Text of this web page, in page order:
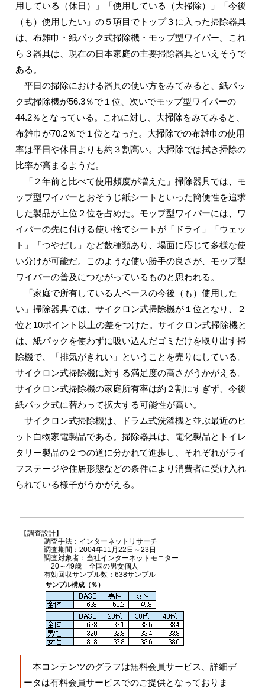
用している（休日）」「使用している（大掃除）」「今後
（も）使用したい」の５項目でトップ３に入った掃除器具
は、布雑巾・紙パック式掃除機・モップ型ワイパー。これ
ら３器具は、現在の日本家庭の主要掃除器具といえそうで
ある。
平日の掃除における器具の使い方をみてみると、紙パッ
ク式掃除機が56.3％で１位、次いでモップ型ワイパーの
44.2％となっている。これに対し、大掃除をみてみると、
布雑巾が70.2％で１位となった。大掃除での布雑巾の使用
率は平日や休日よりも約３割高い。大掃除では拭き掃除の
比率が高まるようだ。
「２年前と比べて使用頻度が増えた」掃除器具では、モ
ップ型ワイパーとおそうじ紙シートといった簡便性を追求
した製品が上位２位を占めた。モップ型ワイパーには、ワ
イパーの先に付ける使い捨てシートが「ドライ」「ウェッ
ト」「つやだし」など数種類あり、場面に応じて多様な使
い分けが可能だ。このような使い勝手の良さが、モップ型
ワイパーの普及につながっているものと思われる。
「家庭で所有している人ベースの今後（も）使用した
い」掃除器具では、サイクロン式掃除機が１位となり、２
位と10ポイント以上の差をつけた。サイクロン式掃除機と
は、紙パックを使わずに吸い込んだゴミだけを取り出す掃
除機で、「排気がきれい」ということを売りにしている。
サイクロン式掃除機に対する満足度の高さがうかがえる。
サイクロン式掃除機の家庭所有率は約２割にすぎず、今後
紙パック式に替わって拡大する可能性が高い。
サイクロン式掃除機は、ドラム式洗濯機と並ぶ最近のヒ
ット白物家電製品である。掃除器具は、電化製品とトイレ
タリー製品の２つの道に分かれて進歩し、それぞれがライ
フステージや住居形態などの条件により消費者に受け入れ
られている様子がうかがえる。
【調査設計】
調査手法：インターネットリサーチ
調査期間：2004年11月22日～23日
調査対象者：当社インターネットモニター
20～49歳 全国の男女個人
有効回収サンプル数：638サンプル
サンプル構成（％）
本コンテンツのグラフは無料会員サービス、詳細デ
ータは有料会員サービスでのご提供となっておりま